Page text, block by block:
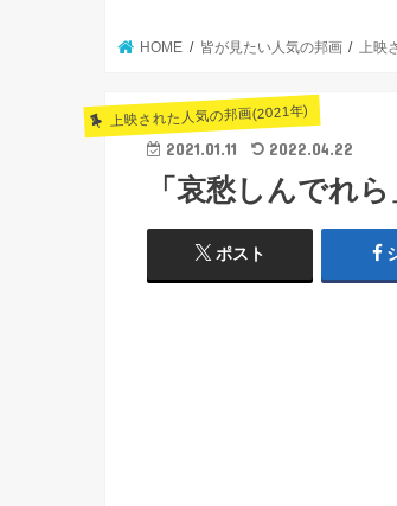
HOME 皆が見たい人気の邦画 上映
上映された人気の邦画(2021年)
2021.01.11 2022.04.22
「哀愁しんでれ
ポスト